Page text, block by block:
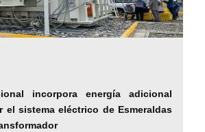
incorpora energía adicional
el sistema eléctrico de Esmeraldas